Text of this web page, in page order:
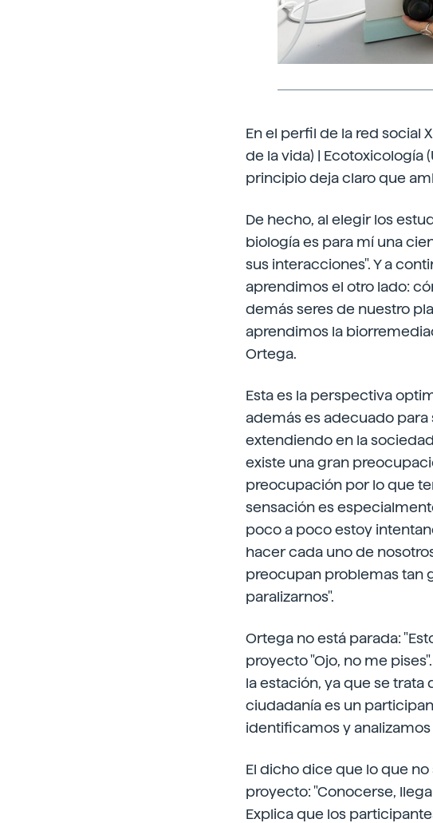
En el perfil de la red social
de la vida) | Ecotoxicología
principio deja claro que
De hecho, al elegir los
biología es para mí una
sus interacciones". Y a
aprendimos el otro lado:
demás seres de nuestro
aprendimos la
Ortega.
Esta es la perspectiva
además es adecuado
extendiendo en la
existe una gran
preocupación por lo que
sensación es
poco a poco estoy
hacer cada uno de
preocupan problemas tan
paralizarnos".
Ortega no está parada:
proyecto "Ojo, no me
la estación, ya que se
ciudadanía es un
identificamos y
El dicho dice que lo que
proyecto: "Conocerse,
Explica que los